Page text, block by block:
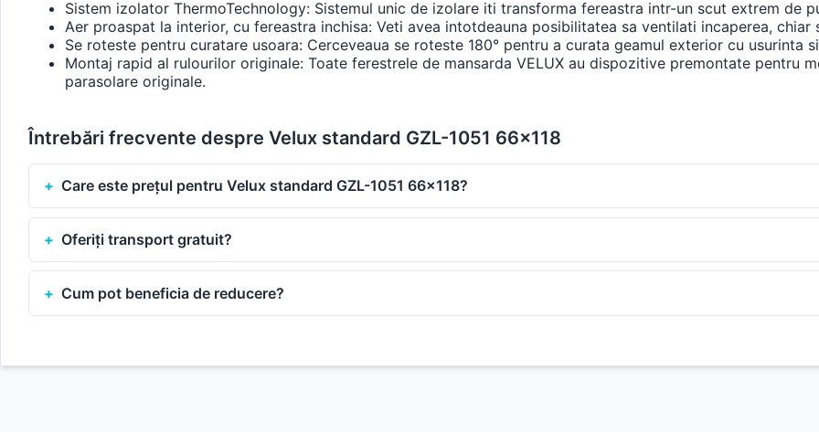
Sistem izolator ThermoTechnology: Sistemul unic de izolare iti transforma fereastra intr-un scut extrem de
Aer proaspat la interior, cu fereastra inchisa: Veti avea intotdeauna posibilitatea sa ventilati incaperea,
Se roteste pentru curatare usoara: Cerceveaua se roteste 180° pentru a curata geamul exterior cu
Montaj rapid al rulourilor originale: Toate ferestrele de mansarda VELUX au dispozitive premontate pentru
parasolare originale.
Întrebări frecvente despre Velux standard GZL-1051 66x118
Care este prețul pentru Velux standard GZL-1051 66x118?
Oferiți transport gratuit?
Cum pot beneficia de reducere?